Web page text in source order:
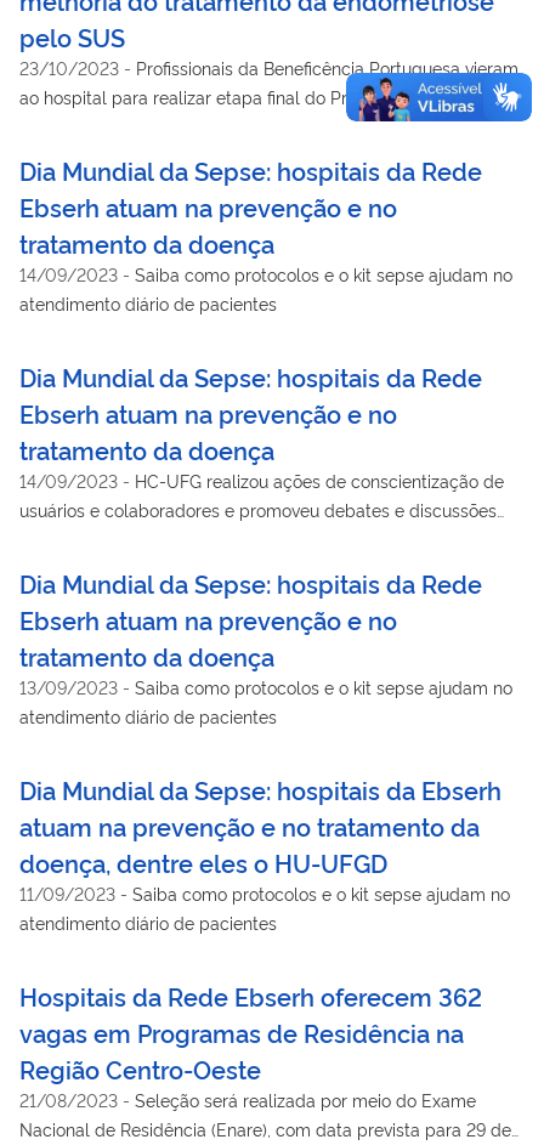
pelo SUS
23/10/2023 - Profissionais da Beneficência Portuguesa vieram
ao hospital para realizar etapa final do Projeto
Dia Mundial da Sepse: hospitais da Rede
Ebserh atuam na prevenção e no
tratamento da doença
14/09/2023 - Saiba como protocolos e o kit sepse ajudam no
atendimento diário de pacientes
Dia Mundial da Sepse: hospitais da Rede
Ebserh atuam na prevenção e no
tratamento da doença
14/09/2023 - HC-UFG realizou ações de conscientização de
usuários e colaboradores e promoveu debates e discussões
Dia Mundial da Sepse: hospitais da Rede
Ebserh atuam na prevenção e no
tratamento da doença
13/09/2023 - Saiba como protocolos e o kit sepse ajudam no
atendimento diário de pacientes
Dia Mundial da Sepse: hospitais da Ebserh
atuam na prevenção e no tratamento da
doença, dentre eles o HU-UFGD
11/09/2023 - Saiba como protocolos e o kit sepse ajudam no
atendimento diário de pacientes
Hospitais da Rede Ebserh oferecem 362
vagas em Programas de Residência na
Região Centro-Oeste
21/08/2023 - Seleção será realizada por meio do Exame
Nacional de Residência (Enare), com data prevista para 29 de